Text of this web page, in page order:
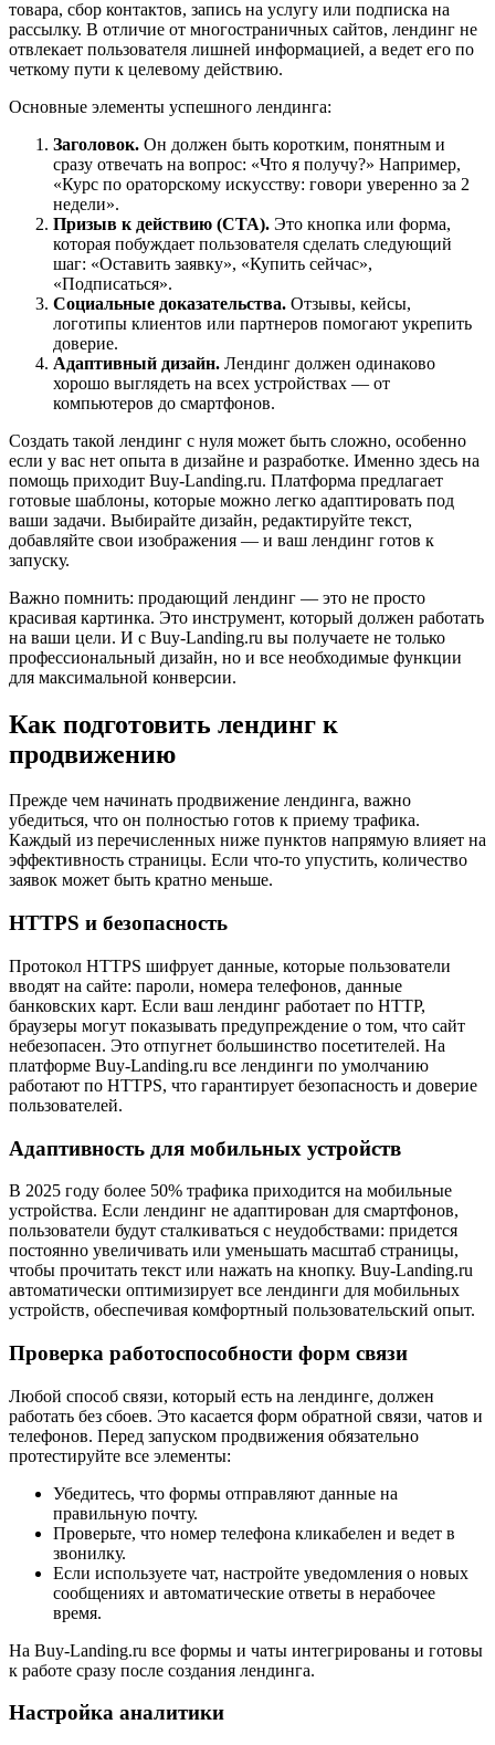
товара, сбор контактов, запись на услугу или подписка на
рассылку. В отличие от многостраничных сайтов, лендинг не
отвлекает пользователя лишней информацией, а ведет его по
четкому пути к целевому действию.
Основные элементы успешного лендинга:
Заголовок. Он должен быть коротким, понятным и
сразу отвечать на вопрос: «Что я получу?» Например,
«Курс по ораторскому искусству: говори уверенно за 2
недели».
Призыв к действию (CTA). Это кнопка или форма,
которая побуждает пользователя сделать следующий
шаг: «Оставить заявку», «Купить сейчас»,
«Подписаться».
Социальные доказательства. Отзывы, кейсы,
логотипы клиентов или партнеров помогают укрепить
доверие.
Адаптивный дизайн. Лендинг должен одинаково
хорошо выглядеть на всех устройствах — от
компьютеров до смартфонов.
Создать такой лендинг с нуля может быть сложно, особенно
если у вас нет опыта в дизайне и разработке. Именно здесь на
помощь приходит Buy-Landing.ru. Платформа предлагает
готовые шаблоны, которые можно легко адаптировать под
ваши задачи. Выбирайте дизайн, редактируйте текст,
добавляйте свои изображения — и ваш лендинг готов к
запуску.
Важно помнить: продающий лендинг — это не просто
красивая картинка. Это инструмент, который должен работать
на ваши цели. И с Buy-Landing.ru вы получаете не только
профессиональный дизайн, но и все необходимые функции
для максимальной конверсии.
Как подготовить лендинг к
продвижению
Прежде чем начинать продвижение лендинга, важно
убедиться, что он полностью готов к приему трафика.
Каждый из перечисленных ниже пунктов напрямую влияет на
эффективность страницы. Если что-то упустить, количество
заявок может быть кратно меньше.
HTTPS и безопасность
Протокол HTTPS шифрует данные, которые пользователи
вводят на сайте: пароли, номера телефонов, данные
банковских карт. Если ваш лендинг работает по HTTP,
браузеры могут показывать предупреждение о том, что сайт
небезопасен. Это отпугнет большинство посетителей. На
платформе Buy-Landing.ru все лендинги по умолчанию
работают по HTTPS, что гарантирует безопасность и доверие
пользователей.
Адаптивность для мобильных устройств
В 2025 году более 50% трафика приходится на мобильные
устройства. Если лендинг не адаптирован для смартфонов,
пользователи будут сталкиваться с неудобствами: придется
постоянно увеличивать или уменьшать масштаб страницы,
чтобы прочитать текст или нажать на кнопку. Buy-Landing.ru
автоматически оптимизирует все лендинги для мобильных
устройств, обеспечивая комфортный пользовательский опыт.
Проверка работоспособности форм связи
Любой способ связи, который есть на лендинге, должен
работать без сбоев. Это касается форм обратной связи, чатов и
телефонов. Перед запуском продвижения обязательно
протестируйте все элементы:
Убедитесь, что формы отправляют данные на
правильную почту.
Проверьте, что номер телефона кликабелен и ведет в
звонилку.
Если используете чат, настройте уведомления о новых
сообщениях и автоматические ответы в нерабочее
время.
На Buy-Landing.ru все формы и чаты интегрированы и готовы
к работе сразу после создания лендинга.
Настройка аналитики